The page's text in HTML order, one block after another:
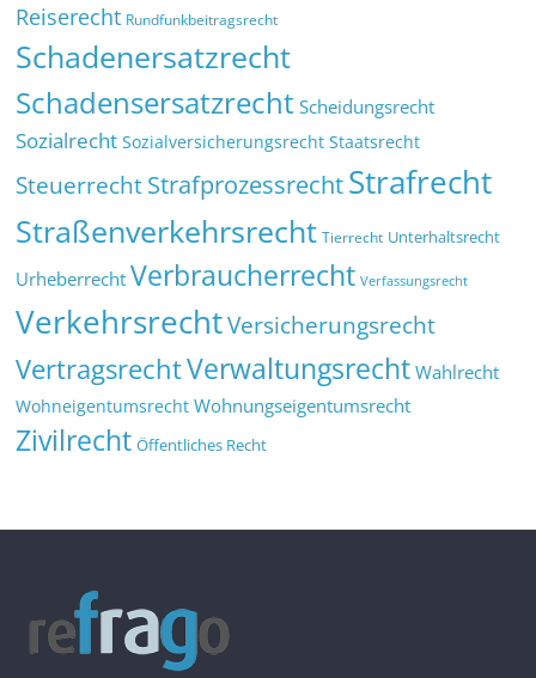
Reiserecht Rundfunkbeitragsrecht
Schadenersatzrecht
Schadensersatzrecht Scheidungsrecht
Sozialrecht Sozialversicherungsrecht Staatsrecht
SteuerrechtStrafprozessrechtStrafrecht
Straßenverkehrsrecht Tierrecht Unterhaltsrecht
Urheberrecht Verbraucherrecht Verfassungsrecht
VerkehrsrechtVersicherungsrecht
VertragsrechtVerwaltungsrecht Wahlrecht
Wohneigentumsrecht Wohnungseigentumsrecht
Zivilrecht Öffentliches Recht